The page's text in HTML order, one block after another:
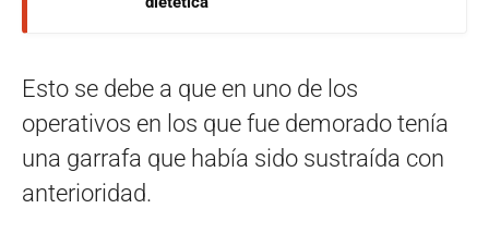
Esto se debe a que en uno de los
operativos en los que fue demorado tenía
una garrafa que había sido sustraída con
anterioridad.